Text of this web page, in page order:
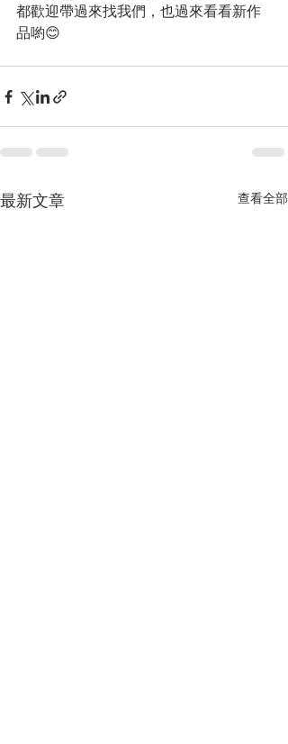
都歡迎帶過來找我們，也過來看看新作
品喲😊
最新文章 查看全部